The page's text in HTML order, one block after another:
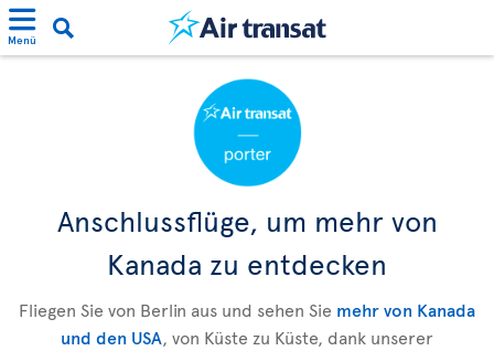
Menü
Anschlussflüge, um mehr von
Kanada zu entdecken
Fliegen Sie von Berlin aus und sehen Sie mehr von Kanada
und den USA, von Küste zu Küste, dank unserer